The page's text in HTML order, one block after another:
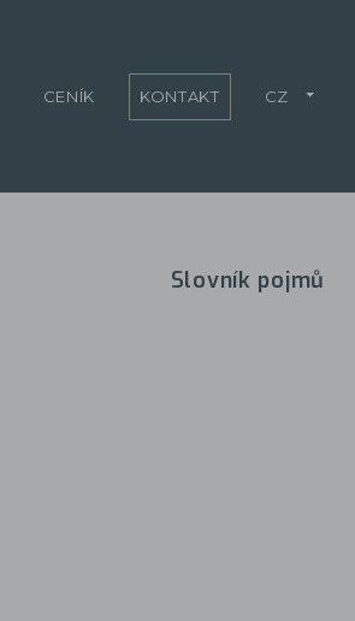
Slovník pojmů
CENÍK KONTAKT CZ